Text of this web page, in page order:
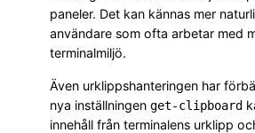
paneler. Det kan kännas mer
användare som ofta arbetar med
terminalmiljö.
Även urklippshanteringen har
nya inställningen get-clipboard
innehåll från terminalens urklipp